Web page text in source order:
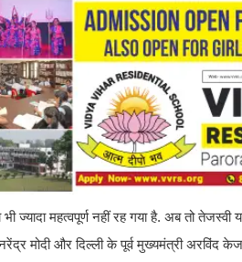
ज्यादा महत्वपूर्ण नहीं रह गया है. अब तो
मोदी और दिल्ली के पूर्व मुख्यमंत्री अरविंद